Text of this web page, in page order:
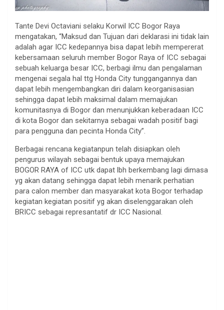
Tante Devi Octaviani selaku Korwil ICC Bogor Raya
mengatakan, “Maksud dan Tujuan dari deklarasi ini tidak lain
adalah agar ICC kedepannya bisa dapat lebih mempererat
kebersamaan seluruh member Bogor Raya of ICC sebagai
sebuah keluarga besar ICC, berbagi ilmu dan pengalaman
mengenai segala hal ttg Honda City tunggangannya dan
dapat lebih mengembangkan diri dalam keorganisasian
sehingga dapat lebih maksimal dalam memajukan
komunitasnya di Bogor dan menunjukkan keberadaan ICC
di kota Bogor dan sekitarnya sebagai wadah positif bagi
para pengguna dan pecinta Honda City”.
Berbagai rencana kegiatanpun telah disiapkan oleh
pengurus wilayah sebagai bentuk upaya memajukan
BOGOR RAYA of ICC utk dapat lbh berkembang lagi dimasa
yg akan datang sehingga dapat lebih menarik perhatian
para calon member dan masyarakat kota Bogor terhadap
kegiatan kegiatan positif yg akan diselenggarakan oleh
BRICC sebagai represantatif dr ICC Nasional.